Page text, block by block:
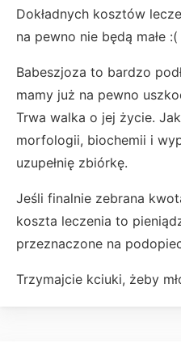
Dokładnych kosztów
na pewno nie będą małe :(
Babeszjoza to bardzo
mamy już na pewno
Trwa walka o jej życie.
morfologii, biochemii i
uzupełnię zbiórkę.
Jeśli finalnie zebrana
koszta leczenia to
przeznaczone na
Trzymajcie kciuki, żeby